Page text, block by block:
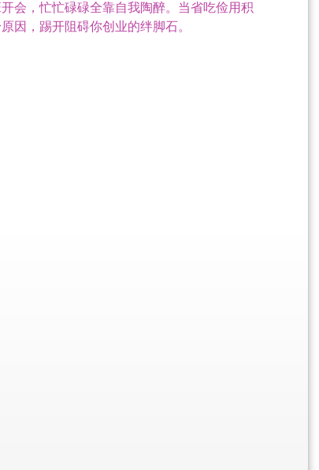
会，忙忙碌碌全靠自我陶醉。当省吃俭用积
因，踢开阻碍你创业的绊脚石。